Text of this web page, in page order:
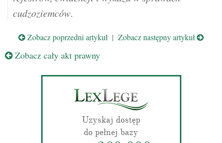
cudzoziemców.
Zobacz poprzedni artykuł | Zobacz następny artykuł
Zobacz cały akt prawny
Uzyskaj dostęp
do pełnej bazy